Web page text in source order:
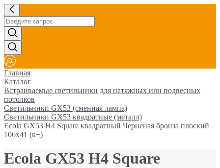
Главная
Каталог
Встраиваемые светильники для натяжных или подвесных
потолков
Светильники GX53 (сменная лампа)
Светильники GX53 квадратные (металл)
Ecola GX53 H4 Square квадратный Черненая бронза плоский
106x41 (к+)
Ecola GX53 H4 Square